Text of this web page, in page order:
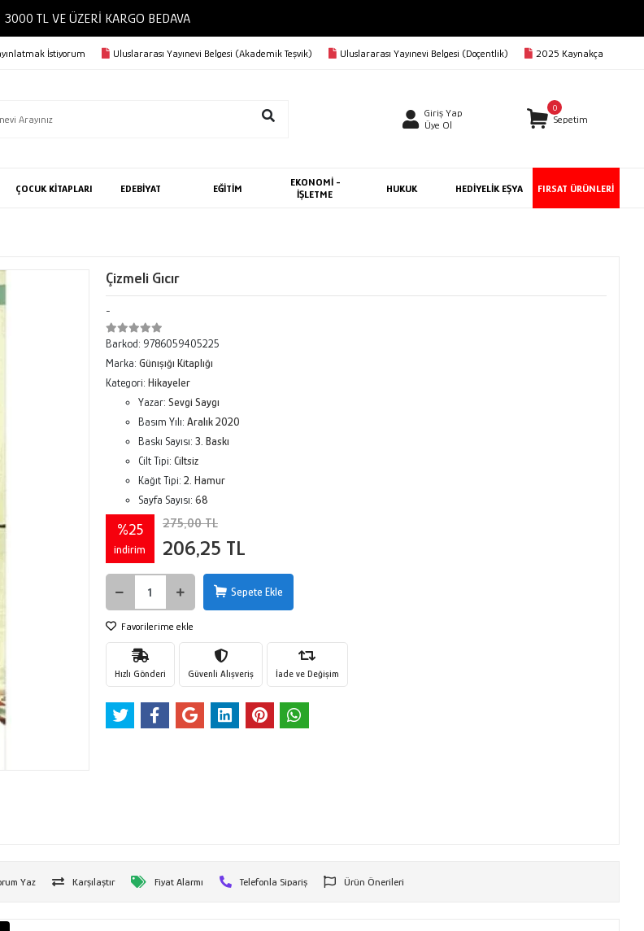
3000 TL VE ÜZERİ KARGO BEDAVA
İstiyorum Uluslararası Yayınevi Belgesi (Akademik Teşvik) Uluslararası Yayınevi Belgesi (Doçentlik) 2025 Kaynakça
Giriş Yap
Üye Ol
0
Sepetim
ÇOCUK KİTAPLARI EDEBİYAT EĞİTİM
EKONOMİ -
İŞLETME
HUKUK HEDİYELİK EŞYA FIRSAT ÜRÜNLERİ
Çizmeli Gıcır
-
Barkod: 9786059405225
Marka: Günışığı Kitaplığı
Kategori: Hikayeler
Yazar: Sevgi Saygı
Basım Yılı: Aralık 2020
Baskı Sayısı: 3. Baskı
Cilt Tipi: Ciltsiz
Kağıt Tipi: 2. Hamur
Sayfa Sayısı: 68
%25
indirim
275,00 TL
206,25 TL
Sepete Ekle
Favorilerime ekle
Hızlı Gönderi Güvenli Alışveriş İade ve Değişim
Yaz Karşılaştır Fiyat Alarmı Telefonla Sipariş Ürün Önerileri